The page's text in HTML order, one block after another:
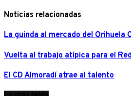
Noticias relacionadas
La guinda al mercado del Orihuela
Vuelta al trabajo atípica para el
El CD Almoradí atrae al talento